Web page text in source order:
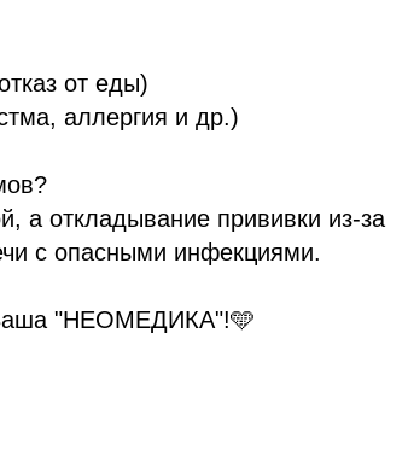
от еды)
аллергия и др.)
а откладывание прививки из-за
с опасными инфекциями.
"НЕОМЕДИКА"!🩵